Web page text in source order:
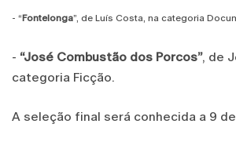
- “Fontelonga”, de Luís Costa, na categoria
- “José Combustão dos Porcos”, de
categoria Ficção.
A seleção final será conhecida a 9